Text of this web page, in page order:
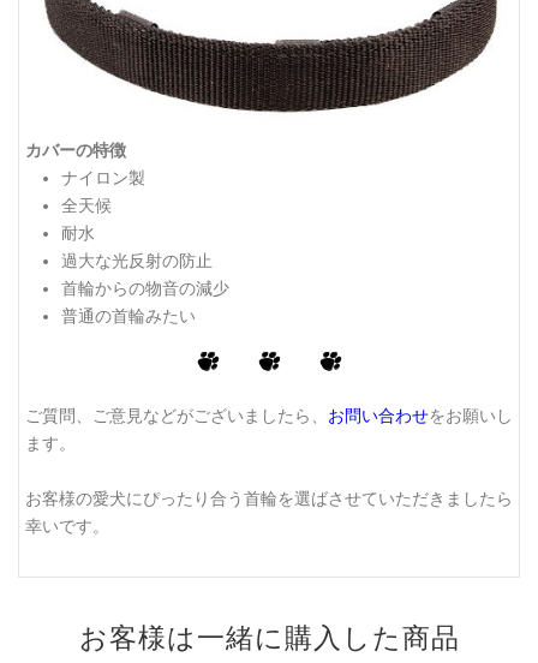
カバーの特徴
ナイロン製
全天候
耐水
過大な光反射の防止
首輪からの物音の減少
普通の首輪みたい
ご質問、ご意見などがございましたら、 お問い合わせをお願いし
ます。
お客様の愛犬にぴったり合う首輪を選ばさせていただきましたら
幸いです。
お客様は一緒に購入した商品